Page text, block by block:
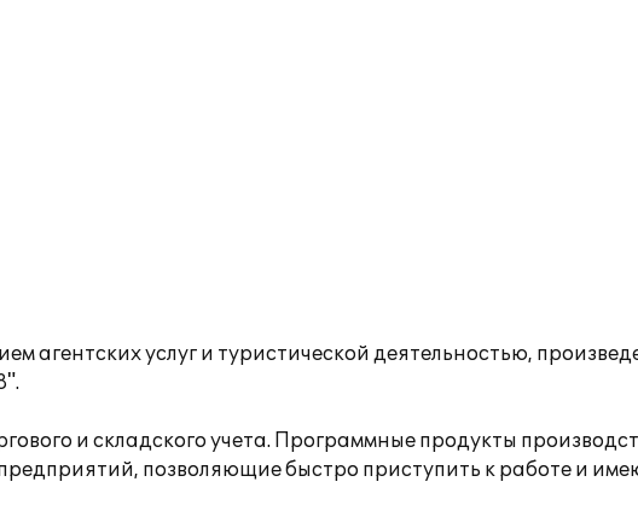
услуг и туристической деятельностью,
и складского учета. Программные продукты
позволяющие быстро приступить к работе и